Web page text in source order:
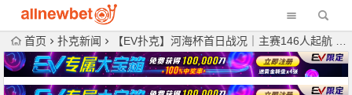
首页 扑克新闻 【EV扑克】河海杯首日战况｜主赛146人起航 尚金72.5W成超级CL领航20人晋级 “盲打哥”成MVP